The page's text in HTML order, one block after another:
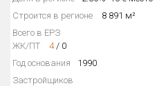
Строится в регионе
8 891 м²
Всего в ЕРЗ
ЖК/ПТ
4/ 0
Год основания
1990
Застройщиков